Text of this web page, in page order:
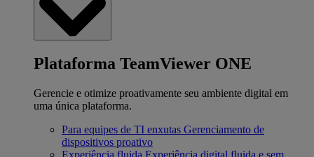
Plataforma TeamViewer ONE
Gerencie e otimize proativamente seu ambiente digital em
uma única plataforma.
Para equipes de TI enxutas Gerenciamento de
dispositivos proativo